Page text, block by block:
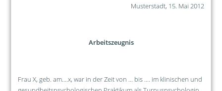
Musterstadt, 15. Mai 2012
Arbeitszeugnis
Frau X, geb. am....x, war in der Zeit von ... bis .... im klinischen und